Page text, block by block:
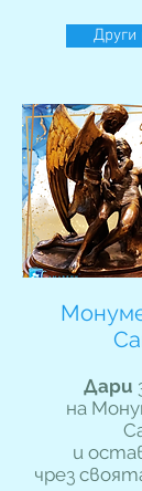
Дари
на
и
чрез